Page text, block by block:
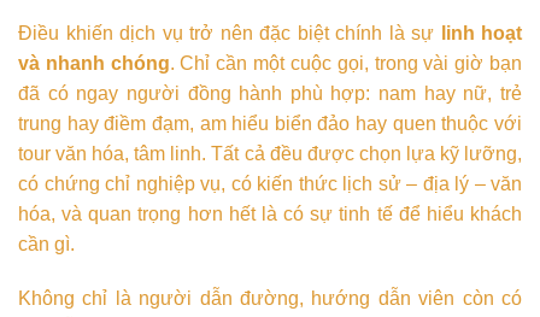
Điều khiến dịch vụ trở nên đặc biệt chính là sự
linh hoạt
và nhanh chóng. Chỉ cần một cuộc gọi, trong vài giờ bạn
đã có ngay người đồng hành phù hợp: nam hay nữ, trẻ
trung hay điềm đạm, am hiểu biển đảo hay quen thuộc với
tour văn hóa, tâm linh. Tất cả đều được chọn lựa kỹ lưỡng,
có chứng chỉ nghiệp vụ, có kiến thức lịch sử – địa lý – văn
hóa, và quan trọng hơn hết là có sự tinh tế để hiểu khách
cần gì.
Không chỉ là người dẫn đường, hướng dẫn viên còn có